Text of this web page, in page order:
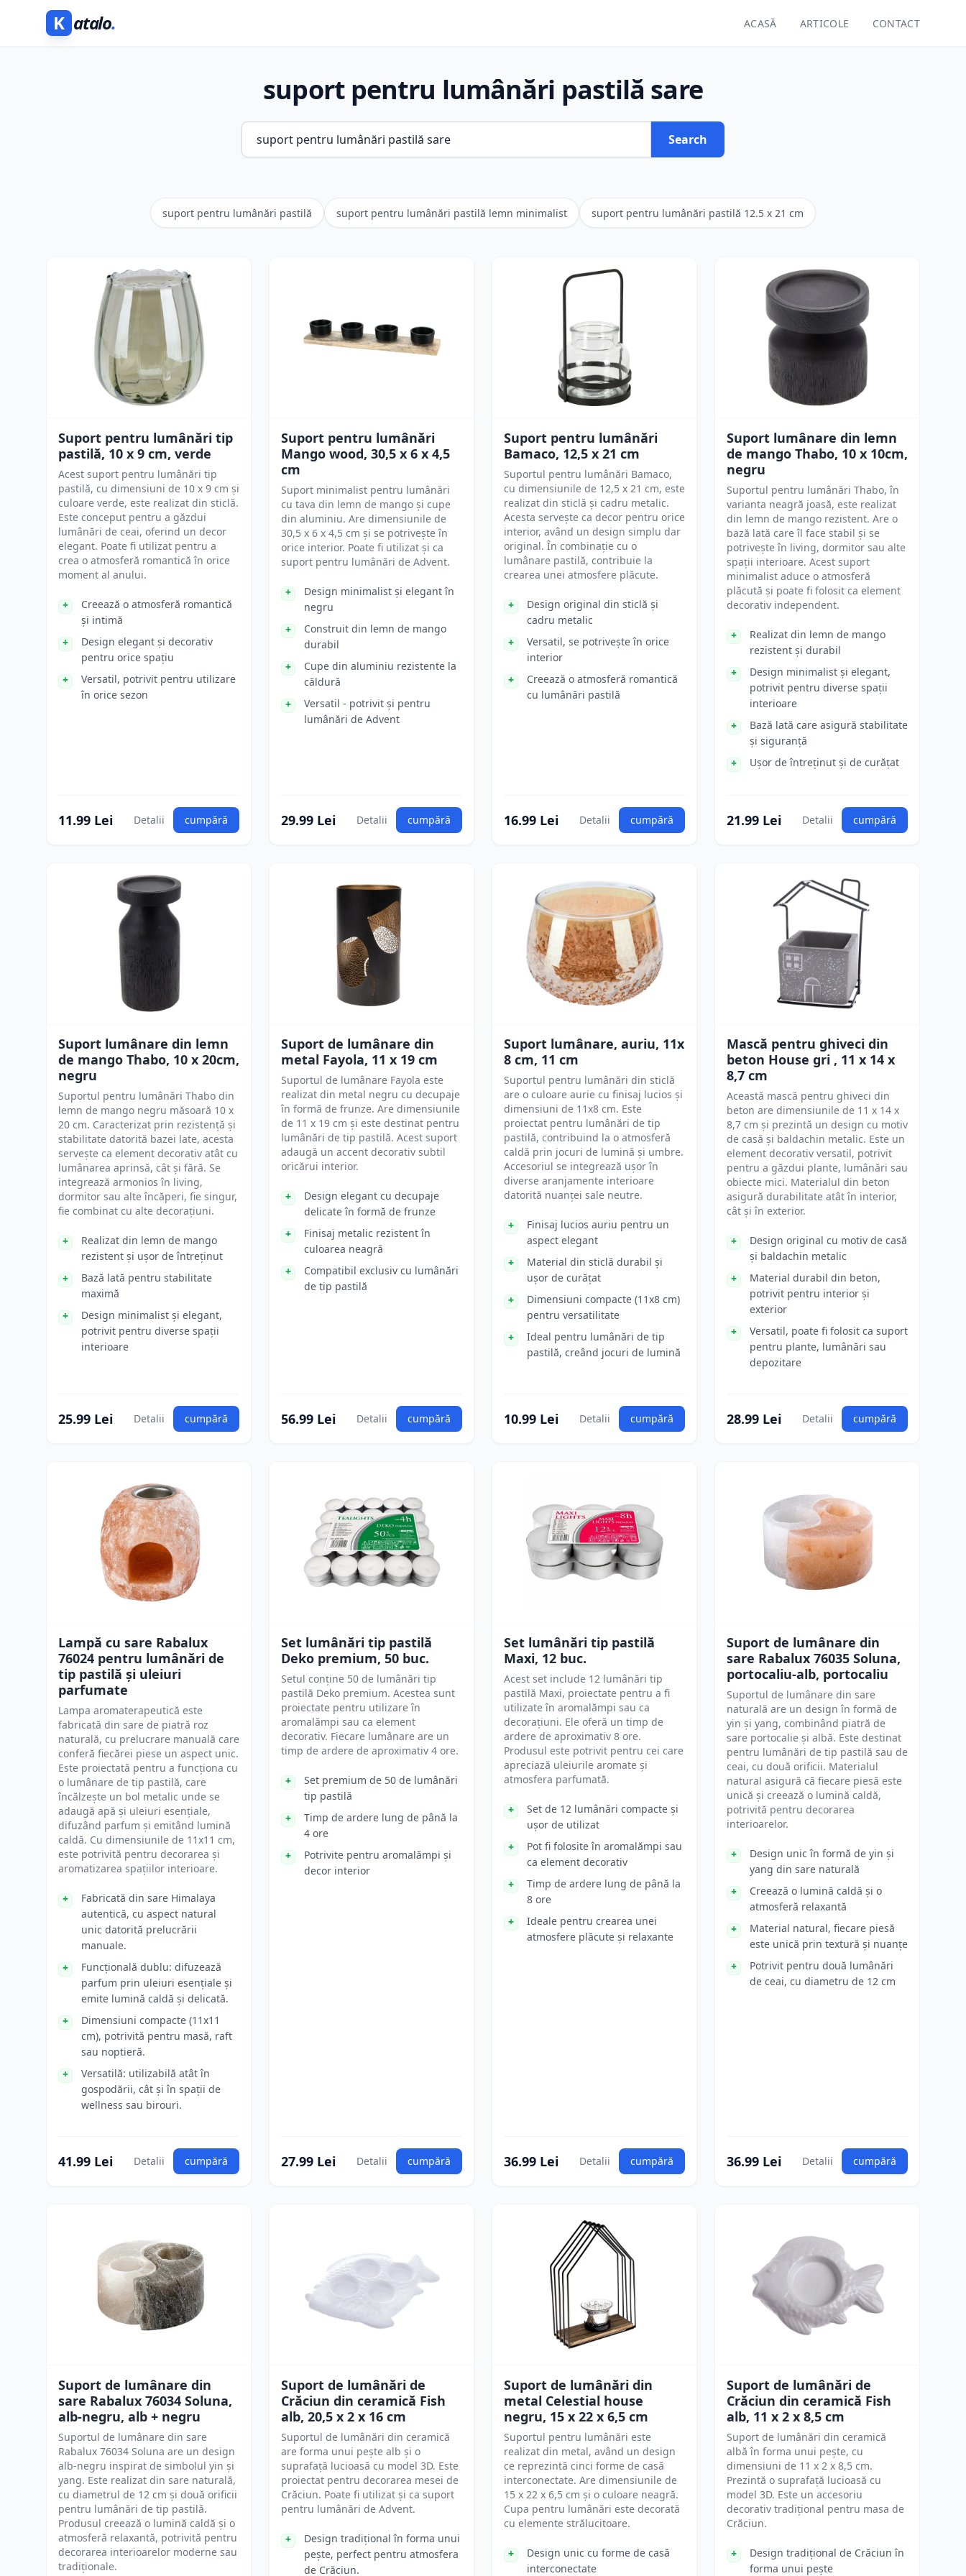
K atalo. ACASĂ ARTICOLE CONTACT
suport pentru lumânări pastilă sare
Search
suport pentru lumânări pastilă suport pentru lumânări pastilă lemn minimalist suport pentru lumânări pastilă 12.5 x 21 cm
Suport pentru lumânări tip
pastilă, 10 x 9 cm, verde
Acest suport pentru lumânări tip
pastilă, cu dimensiuni de 10 x 9 cm și
culoare verde, este realizat din sticlă.
Este conceput pentru a găzdui
lumânări de ceai, oferind un decor
elegant. Poate fi utilizat pentru a
crea o atmosferă romantică în orice
moment al anului.
Creează o atmosferă romantică
și intimă
Design elegant și decorativ
pentru orice spațiu
Versatil, potrivit pentru utilizare
în orice sezon
11.99 Lei Detalii cumpără
Suport pentru lumânări
Mango wood, 30,5 x 6 x 4,5
cm
Suport minimalist pentru lumânări
cu tava din lemn de mango și cupe
din aluminiu. Are dimensiunile de
30,5 x 6 x 4,5 cm și se potrivește în
orice interior. Poate fi utilizat și ca
suport pentru lumânări de Advent.
Design minimalist și elegant în
negru
Construit din lemn de mango
durabil
Cupe din aluminiu rezistente la
căldură
Versatil - potrivit și pentru
lumânări de Advent
29.99 Lei Detalii cumpără
Suport pentru lumânări
Bamaco, 12,5 x 21 cm
Suportul pentru lumânări Bamaco,
cu dimensiunile de 12,5 x 21 cm, este
realizat din sticlă și cadru metalic.
Acesta servește ca decor pentru orice
interior, având un design simplu dar
original. În combinație cu o
lumânare pastilă, contribuie la
crearea unei atmosfere plăcute.
Design original din sticlă și
cadru metalic
Versatil, se potrivește în orice
interior
Creează o atmosferă romantică
cu lumânări pastilă
16.99 Lei Detalii cumpără
Suport lumânare din lemn
de mango Thabo, 10 x 10cm,
negru
Suportul pentru lumânări Thabo, în
varianta neagră joasă, este realizat
din lemn de mango rezistent. Are o
bază lată care îl face stabil și se
potrivește în living, dormitor sau alte
spații interioare. Acest suport
minimalist aduce o atmosferă
plăcută și poate fi folosit ca element
decorativ independent.
Realizat din lemn de mango
rezistent și durabil
Design minimalist și elegant,
potrivit pentru diverse spații
interioare
Bază lată care asigură stabilitate
și siguranță
Ușor de întreținut și de curățat
21.99 Lei Detalii cumpără
Suport lumânare din lemn
de mango Thabo, 10 x 20cm,
negru
Suportul pentru lumânări Thabo din
lemn de mango negru măsoară 10 x
20 cm. Caracterizat prin rezistență și
stabilitate datorită bazei late, acesta
servește ca element decorativ atât cu
lumânarea aprinsă, cât și fără. Se
integrează armonios în living,
dormitor sau alte încăperi, fie singur,
fie combinat cu alte decorațiuni.
Realizat din lemn de mango
rezistent și ușor de întreținut
Bază lată pentru stabilitate
maximă
Design minimalist și elegant,
potrivit pentru diverse spații
interioare
25.99 Lei Detalii cumpără
Suport de lumânare din
metal Fayola, 11 x 19 cm
Suportul de lumânare Fayola este
realizat din metal negru cu decupaje
în formă de frunze. Are dimensiunile
de 11 x 19 cm și este destinat pentru
lumânări de tip pastilă. Acest suport
adaugă un accent decorativ subtil
oricărui interior.
Design elegant cu decupaje
delicate în formă de frunze
Finisaj metalic rezistent în
culoarea neagră
Compatibil exclusiv cu lumânări
de tip pastilă
56.99 Lei Detalii cumpără
Suport lumânare, auriu, 11x
8 cm, 11 cm
Suportul pentru lumânări din sticlă
are o culoare aurie cu finisaj lucios și
dimensiuni de 11x8 cm. Este
proiectat pentru lumânări de tip
pastilă, contribuind la o atmosferă
caldă prin jocuri de lumină și umbre.
Accesoriul se integrează ușor în
diverse aranjamente interioare
datorită nuanței sale neutre.
Finisaj lucios auriu pentru un
aspect elegant
Material din sticlă durabil și
ușor de curățat
Dimensiuni compacte (11x8 cm)
pentru versatilitate
Ideal pentru lumânări de tip
pastilă, creând jocuri de lumină
10.99 Lei Detalii cumpără
Mască pentru ghiveci din
beton House gri , 11 x 14 x
8,7 cm
Această mască pentru ghiveci din
beton are dimensiunile de 11 x 14 x
8,7 cm și prezintă un design cu motiv
de casă și baldachin metalic. Este un
element decorativ versatil, potrivit
pentru a găzdui plante, lumânări sau
obiecte mici. Materialul din beton
asigură durabilitate atât în interior,
cât și în exterior.
Design original cu motiv de casă
și baldachin metalic
Material durabil din beton,
potrivit pentru interior și
exterior
Versatil, poate fi folosit ca suport
pentru plante, lumânări sau
depozitare
28.99 Lei Detalii cumpără
Lampă cu sare Rabalux
76024 pentru lumânări de
tip pastilă și uleiuri
parfumate
Lampa aromaterapeutică este
fabricată din sare de piatră roz
naturală, cu prelucrare manuală care
conferă fiecărei piese un aspect unic.
Este proiectată pentru a funcționa cu
o lumânare de tip pastilă, care
încălzește un bol metalic unde se
adaugă apă și uleiuri esențiale,
difuzând parfum și emitând lumină
caldă. Cu dimensiunile de 11x11 cm,
este potrivită pentru decorarea și
aromatizarea spațiilor interioare.
Fabricată din sare Himalaya
autentică, cu aspect natural
unic datorită prelucrării
manuale.
Funcțională dublu: difuzează
parfum prin uleiuri esențiale și
emite lumină caldă și delicată.
Dimensiuni compacte (11x11
cm), potrivită pentru masă, raft
sau noptieră.
Versatilă: utilizabilă atât în
gospodării, cât și în spații de
wellness sau birouri.
41.99 Lei Detalii cumpără
Set lumânări tip pastilă
Deko premium, 50 buc.
Setul conține 50 de lumânări tip
pastilă Deko premium. Acestea sunt
proiectate pentru utilizare în
aromalămpi sau ca element
decorativ. Fiecare lumânare are un
timp de ardere de aproximativ 4 ore.
Set premium de 50 de lumânări
tip pastilă
Timp de ardere lung de până la
4 ore
Potrivite pentru aromalămpi și
decor interior
27.99 Lei Detalii cumpără
Set lumânări tip pastilă
Maxi, 12 buc.
Acest set include 12 lumânări tip
pastilă Maxi, proiectate pentru a fi
utilizate în aromalămpi sau ca
decorațiuni. Ele oferă un timp de
ardere de aproximativ 8 ore.
Produsul este potrivit pentru cei care
apreciază uleiurile aromate și
atmosfera parfumată.
Set de 12 lumânări compacte și
ușor de utilizat
Pot fi folosite în aromalămpi sau
ca element decorativ
Timp de ardere lung de până la
8 ore
Ideale pentru crearea unei
atmosfere plăcute și relaxante
36.99 Lei Detalii cumpără
Suport de lumânare din
sare Rabalux 76035 Soluna,
portocaliu-alb, portocaliu
Suportul de lumânare din sare
naturală are un design în formă de
yin și yang, combinând piatră de
sare portocalie și albă. Este destinat
pentru lumânări de tip pastilă sau de
ceai, cu două orificii. Materialul
natural asigură că fiecare piesă este
unică și creează o lumină caldă,
potrivită pentru decorarea
interioarelor.
Design unic în formă de yin și
yang din sare naturală
Creează o lumină caldă și o
atmosferă relaxantă
Material natural, fiecare piesă
este unică prin textură și nuanțe
Potrivit pentru două lumânări
de ceai, cu diametru de 12 cm
36.99 Lei Detalii cumpără
Suport de lumânare din
sare Rabalux 76034 Soluna,
alb-negru, alb + negru
Suportul de lumânare din sare
Rabalux 76034 Soluna are un design
alb-negru inspirat de simbolul yin și
yang. Este realizat din sare naturală,
cu diametrul de 12 cm și două orificii
pentru lumânări de tip pastilă.
Produsul creează o lumină caldă și o
atmosferă relaxantă, potrivită pentru
decorarea interioarelor moderne sau
tradiționale.
Suport de lumânări de
Crăciun din ceramică Fish
alb, 20,5 x 2 x 16 cm
Suportul de lumânări din ceramică
are forma unui pește alb și o
suprafață lucioasă cu model 3D. Este
proiectat pentru decorarea mesei de
Crăciun. Poate fi utilizat și ca suport
pentru lumânări de Advent.
Design tradițional în forma unui
pește, perfect pentru atmosfera
de Crăciun.
Suport de lumânări din
metal Celestial house
negru, 15 x 22 x 6,5 cm
Suportul pentru lumânări este
realizat din metal, având un design
ce reprezintă cinci forme de casă
interconectate. Are dimensiunile de
15 x 22 x 6,5 cm și o culoare neagră.
Cupa pentru lumânări este decorată
cu elemente strălucitoare.
Design unic cu forme de casă
interconectate
Suport de lumânări de
Crăciun din ceramică Fish
alb, 11 x 2 x 8,5 cm
Suport de lumânări din ceramică
albă în forma unui pește, cu
dimensiuni de 11 x 2 x 8,5 cm.
Prezintă o suprafață lucioasă cu
model 3D. Este un accesoriu
decorativ tradițional pentru masa de
Crăciun.
Design tradițional de Crăciun în
forma unui pește